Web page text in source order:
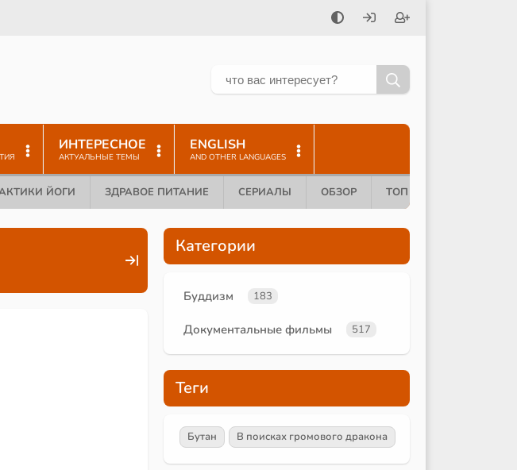
ИНТЕРЕСНОЕ
АКТУАЛЬНЫЕ ТЕМЫ
ENGLISH
AND OTHER LANGUAGES
ЙОГИ ЗДРАВОЕ ПИТАНИЕ СЕРИАЛЫ ОБЗОР ТОП 10
Категории
Буддизм 183
Документальные фильмы 517
Теги
Бутан В поисках громового дракона